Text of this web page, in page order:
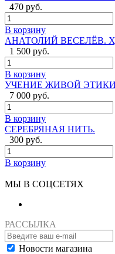
470 руб.
В корзину
АНАТОЛИЙ ВЕСЕЛЁВ.
1 500 руб.
В корзину
УЧЕНИЕ ЖИВОЙ ЭТИКИ
7 000 руб.
В корзину
СЕРЕБРЯНАЯ НИТЬ.
300 руб.
В корзину
МЫ В СОЦСЕТЯХ
РАССЫЛКА
Новости магазина